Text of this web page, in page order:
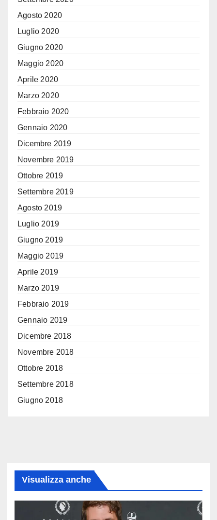
Agosto 2020
Luglio 2020
Giugno 2020
Maggio 2020
Aprile 2020
Marzo 2020
Febbraio 2020
Gennaio 2020
Dicembre 2019
Novembre 2019
Ottobre 2019
Settembre 2019
Agosto 2019
Luglio 2019
Giugno 2019
Maggio 2019
Aprile 2019
Marzo 2019
Febbraio 2019
Gennaio 2019
Dicembre 2018
Novembre 2018
Ottobre 2018
Settembre 2018
Giugno 2018
Visualizza anche